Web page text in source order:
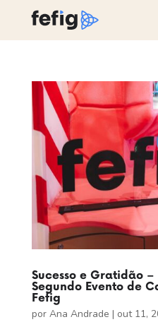
Sucesso e Gratidão –
Segundo Evento de
Fefig
por Ana Andrade | out 11,